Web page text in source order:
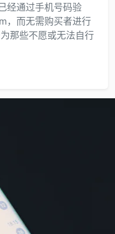
经通过手机号码验
，而无需购买者进行
那些不愿或无法自行